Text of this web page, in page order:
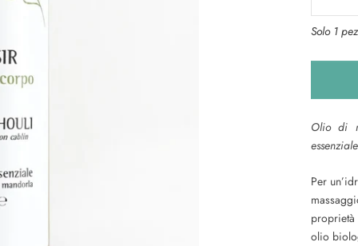
Solo 1
Olio di
Per
proprietà
olio